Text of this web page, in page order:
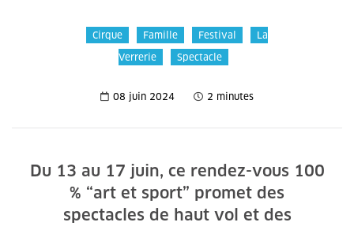
Cirque Famille Festival
La
Verrerie
Spectacle
08 juin 2024 2 minutes
Du 13 au 17 juin, ce rendez-vous 100
% “art et sport” promet des
spectacles de haut vol et des